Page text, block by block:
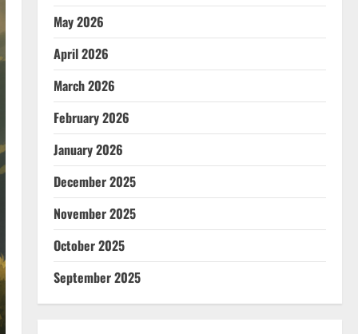
May 2026
April 2026
March 2026
February 2026
January 2026
December 2025
November 2025
October 2025
September 2025